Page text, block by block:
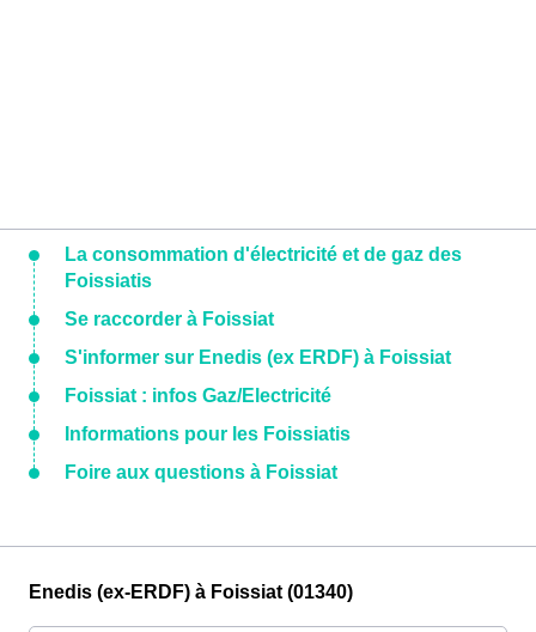
La consommation d'électricité et de gaz des
Foissiatis
Se raccorder à Foissiat
S'informer sur Enedis (ex ERDF) à Foissiat
Foissiat : infos Gaz/Electricité
Informations pour les Foissiatis
Foire aux questions à Foissiat
Enedis (ex-ERDF) à Foissiat (01340)